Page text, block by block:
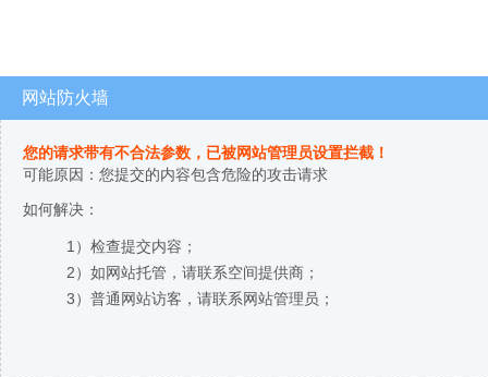
网站防火墙
您的请求带有不合法参数，已被网站管理员设置拦截！
可能原因：您提交的内容包含危险的攻击请求
如何解决：
1）检查提交内容；
2）如网站托管，请联系空间提供商；
3）普通网站访客，请联系网站管理员；